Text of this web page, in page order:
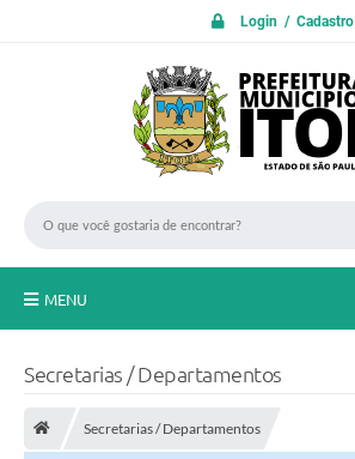
Login / Cadastro
MENU
Secretarias / Departamentos
Secretarias / Departamentos